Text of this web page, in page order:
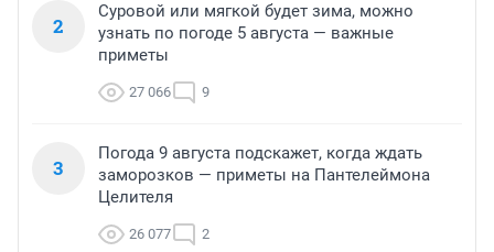
2
Суровой или мягкой будет зима, можно
узнать по погоде 5 августа — важные
приметы
27 066 9
3
Погода 9 августа подскажет, когда ждать
заморозков — приметы на Пантелеймона
Целителя
26 077 2